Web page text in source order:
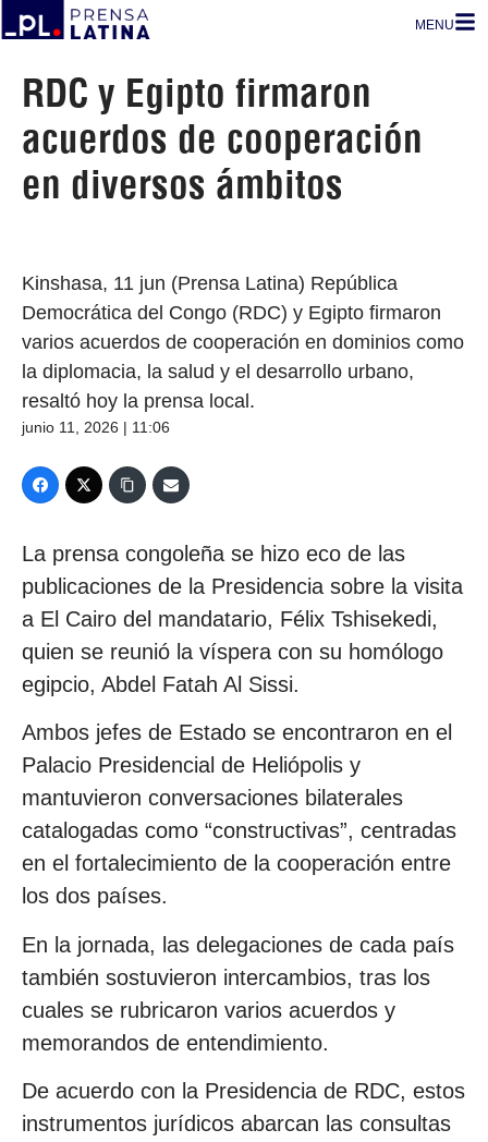
MENU
RDC y Egipto firmaron
acuerdos de cooperación
en diversos ámbitos
Kinshasa, 11 jun (Prensa Latina) República
Democrática del Congo (RDC) y Egipto firmaron
varios acuerdos de cooperación en dominios como
la diplomacia, la salud y el desarrollo urbano,
resaltó hoy la prensa local.
junio 11, 2026 | 11:06
La prensa congoleña se hizo eco de las
publicaciones de la Presidencia sobre la visita
a El Cairo del mandatario, Félix Tshisekedi,
quien se reunió la víspera con su homólogo
egipcio, Abdel Fatah Al Sissi.
Ambos jefes de Estado se encontraron en el
Palacio Presidencial de Heliópolis y
mantuvieron conversaciones bilaterales
catalogadas como “constructivas”, centradas
en el fortalecimiento de la cooperación entre
los dos países.
En la jornada, las delegaciones de cada país
también sostuvieron intercambios, tras los
cuales se rubricaron varios acuerdos y
memorandos de entendimiento.
De acuerdo con la Presidencia de RDC, estos
instrumentos jurídicos abarcan las consultas